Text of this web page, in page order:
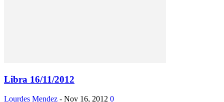
Libra 16/11/2012
Lourdes Mendez - Nov 16, 2012 0